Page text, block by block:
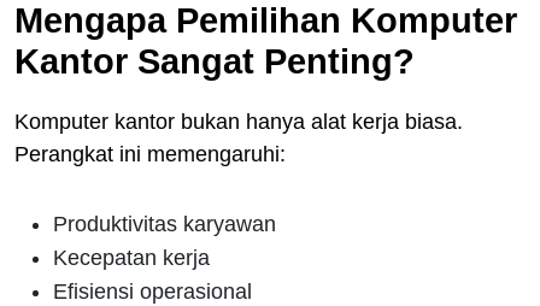
Mengapa Pemilihan Komputer
Kantor Sangat Penting?
Komputer kantor bukan hanya alat kerja biasa.
Perangkat ini memengaruhi:
Produktivitas karyawan
Kecepatan kerja
Efisiensi operasional